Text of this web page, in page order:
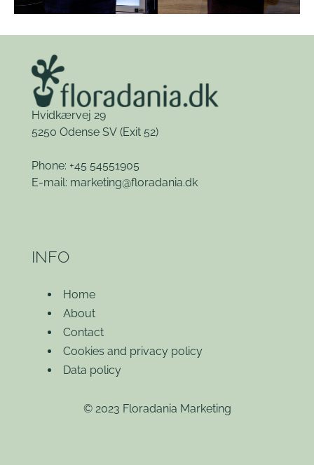
Hvidkærvej 29
5250 Odense SV (Exit 52)
Phone: +45 54551905
E-mail: marketing@floradania.dk
INFO
Home
About
Contact
Cookies and privacy policy
Data policy
© 2023 Floradania Marketing